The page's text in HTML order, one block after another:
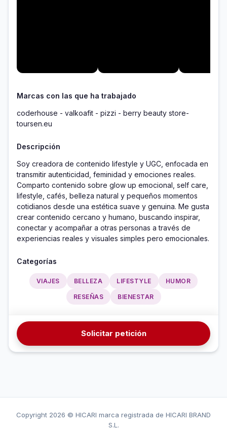
Marcas con las que ha trabajado
coderhouse - valkoafit - pizzi - berry beauty store-
toursen.eu
Descripción
Soy creadora de contenido lifestyle y UGC, enfocada en
transmitir autenticidad, feminidad y emociones reales.
Comparto contenido sobre glow up emocional, self care,
lifestyle, cafés, belleza natural y pequeños momentos
cotidianos desde una estética suave y genuina. Me gusta
crear contenido cercano y humano, buscando inspirar,
conectar y acompañar a otras personas a través de
Categorías
VIAJES BELLEZA LIFESTYLE HUMOR
RESEÑAS BIENESTAR
Solicitar petición
Copyright 2026 © HICARI marca registrada de HICARI BRAND
S.L.